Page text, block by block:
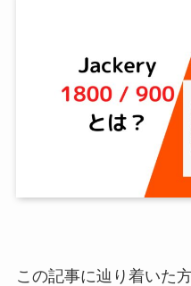
この記事に辿り着いた